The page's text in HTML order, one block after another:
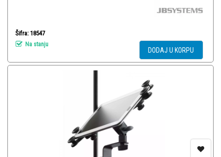
Šifra: 18547
Na stanju
DODAJ U KORPU